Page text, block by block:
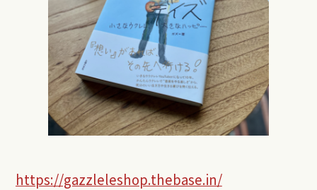
https://gazzleleshop.thebase.in/